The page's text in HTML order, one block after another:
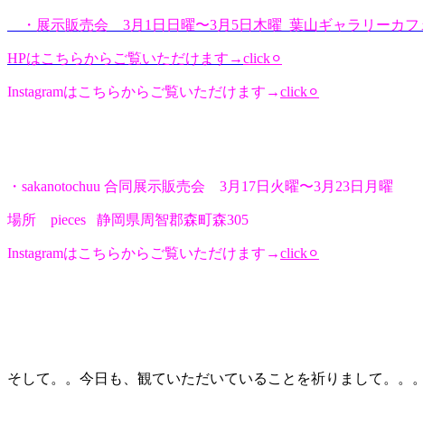
・展示販売会 3月1日日曜〜3月5日木曜 葉山ギャラリーカフ
HPはこちらからご覧いただけます→click⚪︎
Instagramはこちらからご覧いただけます→click⚪︎
・sakanotochuu 合同展示販売会 3月17日火曜〜3月23日月曜
場所 pieces 静岡県周智郡森町森305
Instagramはこちらからご覧いただけます→click⚪︎
そして。。今日も、観ていただいていることを祈りまして。。。